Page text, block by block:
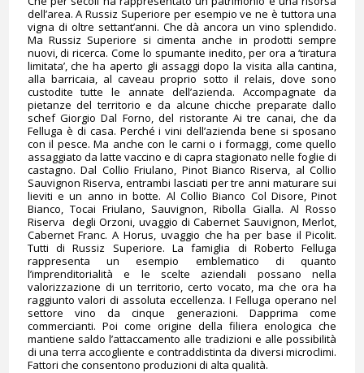
dell’area. A Russiz Superiore per esempio ve ne è tuttora una
vigna di oltre settant’anni. Che dà ancora un vino splendido.
Ma Russiz Superiore si cimenta anche in prodotti sempre
nuovi, di ricerca. Come lo spumante inedito, per ora a ‘tiratura
limitata’, che ha aperto gli assaggi dopo la visita alla cantina,
alla barricaia, al caveau proprio sotto il relais, dove sono
custodite tutte le annate dell’azienda. Accompagnate da
pietanze del territorio e da alcune chicche preparate dallo
schef Giorgio Dal Forno, del ristorante Ai tre canai, che da
Felluga è di casa. Perché i vini dell’azienda bene si sposano
con il pesce. Ma anche con le carni o i formaggi, come quello
assaggiato da latte vaccino e di capra stagionato nelle foglie di
castagno. Dal Collio Friulano, Pinot Bianco Riserva, al Collio
Sauvignon Riserva, entrambi lasciati per tre anni maturare sui
lieviti e un anno in botte. Al Collio Bianco Col Disore, Pinot
Bianco, Tocai Friulano, Sauvignon, Ribolla Gialla. Al Rosso
Riserva degli Orzoni, uvaggio di Cabernet Sauvignon, Merlot,
Cabernet Franc. A Horus, uvaggio che ha per base il Picolit.
Tutti di Russiz Superiore. La famiglia di Roberto Felluga
rappresenta un esempio emblematico di quanto
l’imprenditorialità e le scelte aziendali possano nella
valorizzazione di un territorio, certo vocato, ma che ora ha
raggiunto valori di assoluta eccellenza. I Felluga operano nel
settore vino da cinque generazioni. Dapprima come
commercianti. Poi come origine della filiera enologica che
mantiene saldo l’attaccamento alle tradizioni e alle possibilità
di una terra accogliente e contraddistinta da diversi microclimi.
Fattori che consentono produzioni di alta qualità.